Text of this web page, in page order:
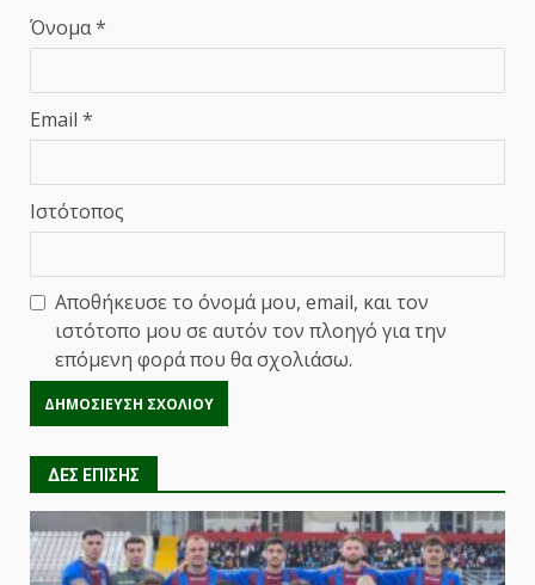
Όνομα*
Email *
Ιστότοπος
Αποθήκευσε το όνομά μου, email, και τον
ιστότοπο μου σε αυτόν τον πλοηγό για την
επόμενη φορά που θα σχολιάσω.
ΔΕΣ ΕΠΙΣΗΣ